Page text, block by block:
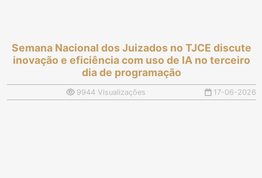
Semana Nacional dos Juizados no TJCE discute
inovação e eficiência com uso de IA no terceiro
dia de programação
9944 Visualizações 17-06-2026